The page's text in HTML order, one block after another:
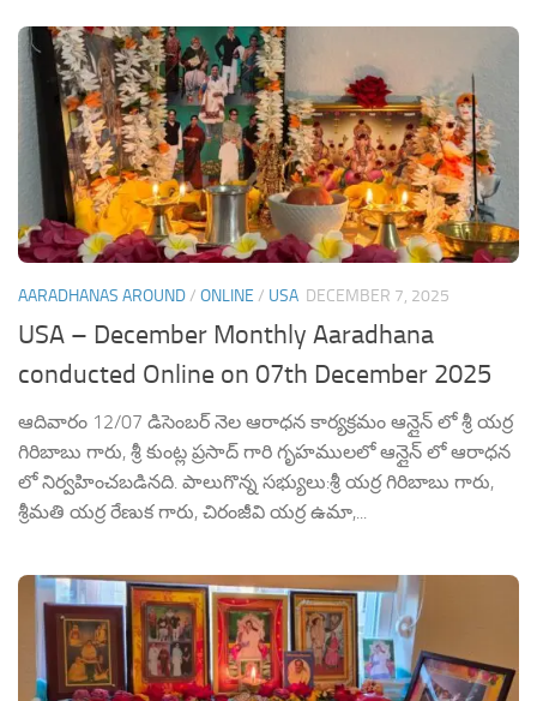
AARADHANAS AROUND/ ONLINE / USA DECEMBER 7, 2025
USA – December Monthly Aaradhana
conducted Online on 07th December 2025
ఆదివారం 12/07 డిసెంబర్ నెల ఆరాధన కార్యక్రమం ఆన్లైన్ లో శ్రీ యర్ర
గిరిబాబు గారు, శ్రీ కుంట్ల ప్రసాద్ గారి గృహములలో ఆన్లైన్ లో ఆరాధన
లో నిర్వహించబడినది. పాలుగొన్న సభ్యులు:శ్రీ యర్ర గిరిబాబు గారు,
శ్రీమతి యర్ర రేణుక గారు, చిరంజీవి యర్ర ఉమా,...